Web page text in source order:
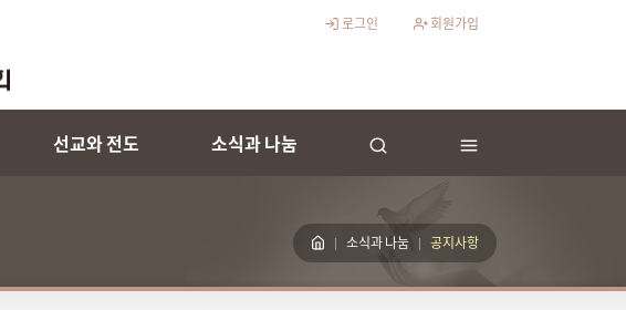
로그인 회원가입
선교와 전도 소식과 나눔
소식과 나눔 공지사항